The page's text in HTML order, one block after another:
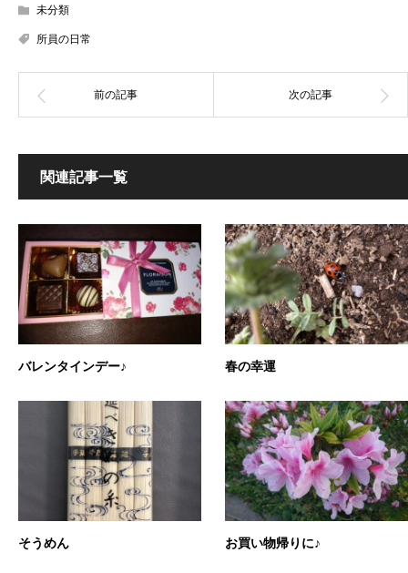
未分類
所員の日常
関連記事一覧
バレンタインデー♪ 春の幸運
そうめん お買い物帰りに♪